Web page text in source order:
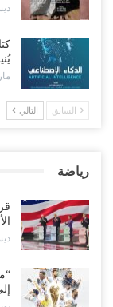
السابق التالي
رياضة